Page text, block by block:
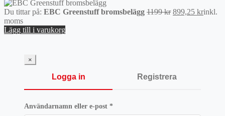
Du tittar på: EBC Greenstuff bromsbelägg 1199kr Det
899,25 krDet
inkl.
moms
Lägg till i varukorg
×
Logga in Registrera
Användarnamn eller e-post *Obligatoriskt